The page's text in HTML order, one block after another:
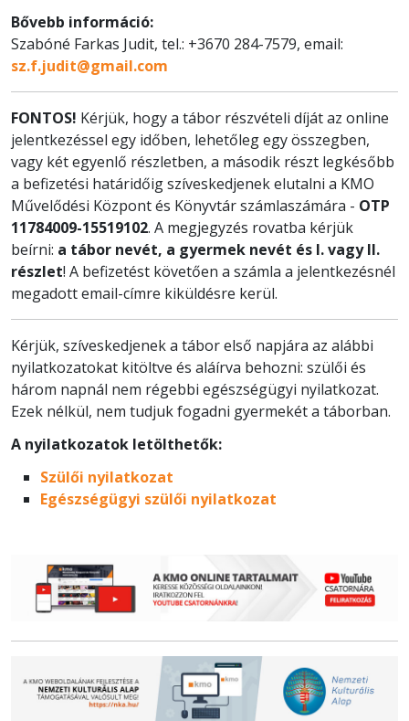
Bővebb információ:
Szabóné Farkas Judit, tel.: +3670 284-7579, email:
sz.f.judit@gmail.com
FONTOS! Kérjük, hogy a tábor részvételi díját az online
jelentkezéssel egy időben, lehetőleg egy összegben,
vagy két egyenlő részletben, a második részt legkésőbb
a befizetési határidőig szíveskedjenek elutalni a KMO
Művelődési Központ és Könyvtár számlaszámára - OTP
11784009-15519102. A megjegyzés rovatba kérjük
beírni: a tábor nevét, a gyermek nevét és I. vagy II.
részlet! A befizetést követően a számla a jelentkezésnél
megadott email-címre kiküldésre kerül.
Kérjük, szíveskedjenek a tábor első napjára az alábbi
nyilatkozatokat kitöltve és aláírva behozni: szülői és
három napnál nem régebbi egészségügyi nyilatkozat.
Ezek nélkül, nem tudjuk fogadni gyermekét a táborban.
A nyilatkozatok letölthetők:
Szülői nyilatkozat
Egészségügyi szülői nyilatkozat